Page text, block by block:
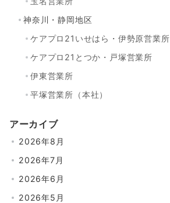
神奈川・静岡地区
ケアプロ21いせはら・伊勢原営業所
ケアプロ21とつか・戸塚営業所
伊東営業所
平塚営業所（本社）
アーカイブ
2026年8月
2026年7月
2026年6月
2026年5月